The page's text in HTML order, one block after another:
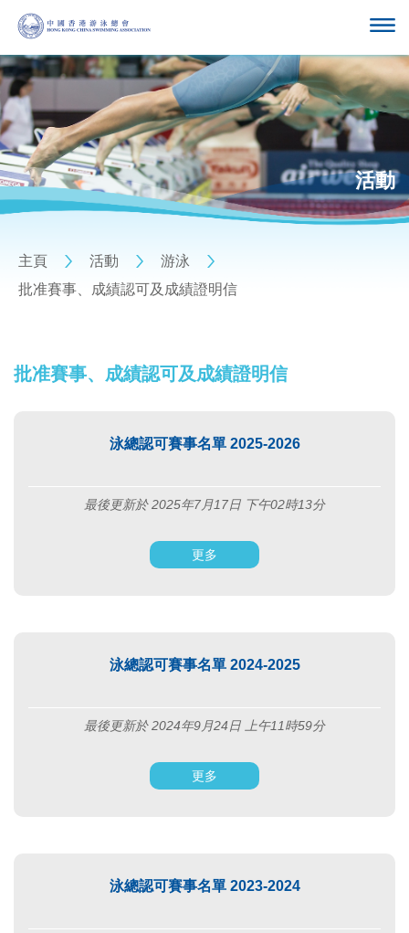
活動
主頁 活動
游泳
批准賽事、成績認可及成績證明信
批准賽事、成績認可及成績證明信
泳總認可賽事名單 2025-2026
最後更新於 2025年7月17日 下午02時13分
更多
泳總認可賽事名單 2024-2025
最後更新於 2024年9月24日 上午11時59分
更多
泳總認可賽事名單 2023-2024